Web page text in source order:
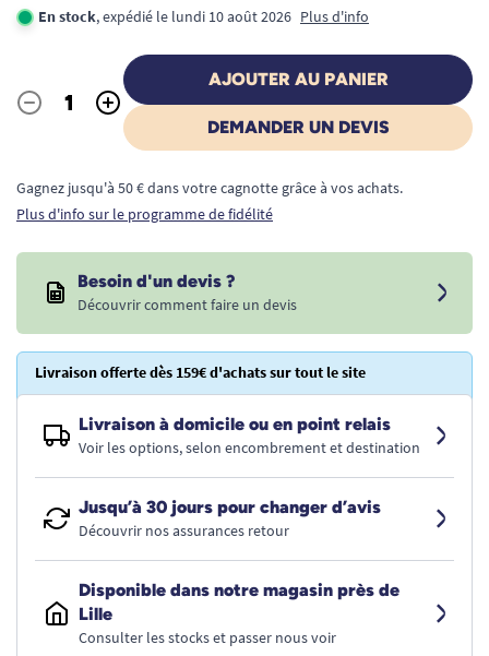
En stock, expédié le lundi 10 août 2026 Plus d'info
Quantité
- +
AJOUTER AU PANIER
DEMANDER UN DEVIS
Gagnez jusqu'à 50 € dans votre cagnotte grâce à vos achats.
Plus d'info sur le programme de fidélité
Besoin d'un devis ?
Découvrir comment faire un devis
Livraison offerte dès 159€ d'achats sur tout le site
Livraison à domicile ou en point relais
Voir les options, selon encombrement et destination
Jusqu’à 30 jours pour changer d’avis
Découvrir nos assurances retour
Disponible dans notre magasin près de
Lille
Consulter les stocks et passer nous voir